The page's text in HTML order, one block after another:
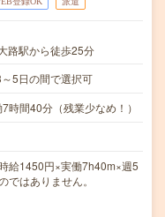
路駅から徒歩25分
5日の間で選択可
間40分（残業少なめ！）
1450円×実働7h40m×週5
はありません。